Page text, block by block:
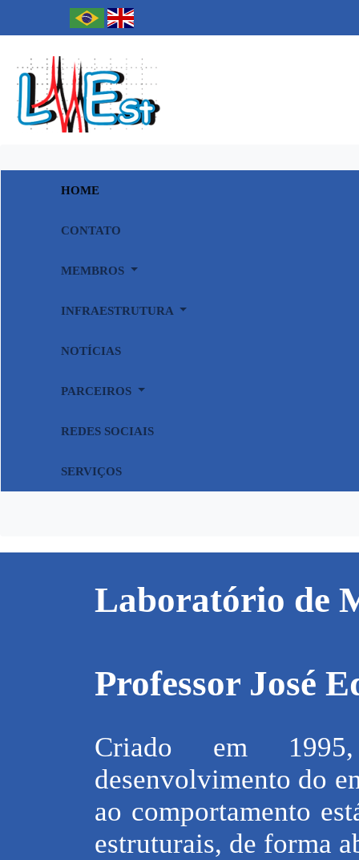
HOME
CONTATO
MEMBROS
INFRAESTRUTURA
NOTÍCIAS
PARCEIROS
REDES SOCIAIS
SERVIÇOS
Laboratório de
Professor José
Criado em
desenvolvimento do
ao comportamento
estruturais, de forma